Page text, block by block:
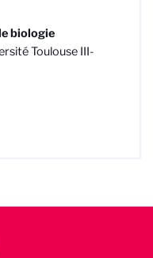
biologie
Toulouse III-